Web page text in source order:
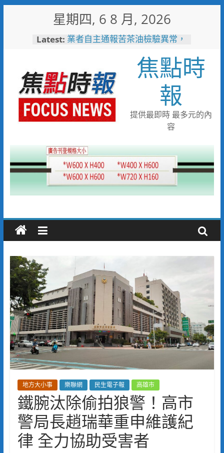
星期四, 6 8 月, 2026
Latest: 業者自主通報苦茶油檢驗異常，
嘉市10隻大白熊萌登場 帶你
解鎖城市新玩法
耐心勸導卸心防、同理溝通助團
聚 竹警二分局協助滯留在外男
子返家
助產業提升永續競爭力 低碳化
暨節能診斷方案說明會8/18花蓮
黃偉哲推動下營都市新發展 第
十九期公設解編市地重劃說明會
凝聚地方共識
焦點時
報
提供最即時 最多元的內
容
地方大小事 樂聯網 民生電子報 高雄市
鐵腕汰除偷拍狼警！高市
警局長趙瑞華重申維護紀
律 全力協助受害者